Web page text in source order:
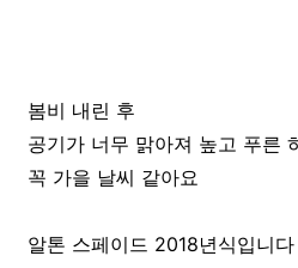
봄비 내린 후
공기가 너무 맑아져 높고 푸른
꼭 가을 날씨 같아요
알톤 스페이드 2018년식입니다